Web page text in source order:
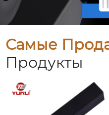
Самые
Продукты